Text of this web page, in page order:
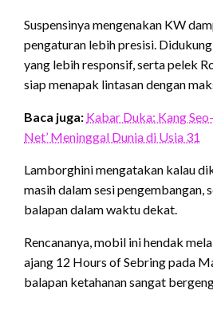
Suspensinya mengenakan KW
pengaturan lebih presisi.
yang lebih responsif, serta pelek
siap menapak lintasan dengan
Baca juga: Kabar Duka: Kang
Net’ Meninggal Dunia di Usia 31
Lamborghini mengatakan kalau
masih dalam sesi pengembangan,
balapan dalam waktu dekat.
Rencananya, mobil ini hendak
ajang 12 Hours of Sebring pada
balapan ketahanan sangat